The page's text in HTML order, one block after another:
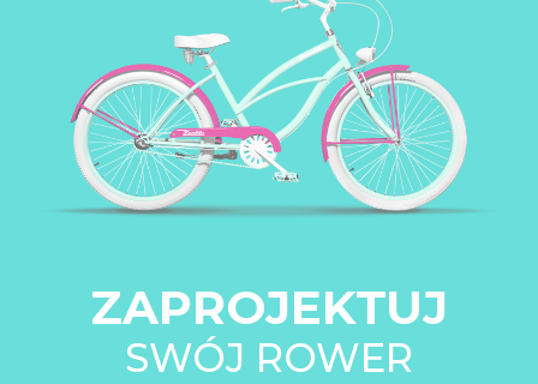
ZAPROJEKTUJ
SWÓJ ROWER